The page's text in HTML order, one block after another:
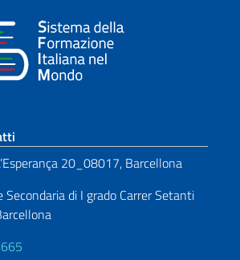
20_08017, Barcellona
Secondaria di I grado Carrer Setanti